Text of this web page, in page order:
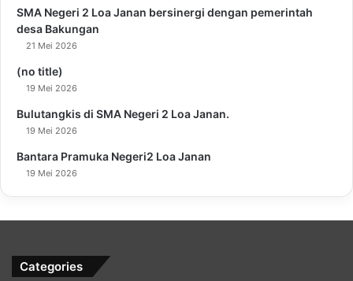
SMA Negeri 2 Loa Janan bersinergi dengan pemerintah
desa Bakungan
21 Mei 2026
(no title)
19 Mei 2026
Bulutangkis di SMA Negeri 2 Loa Janan.
19 Mei 2026
Bantara Pramuka Negeri2 Loa Janan
19 Mei 2026
Categories